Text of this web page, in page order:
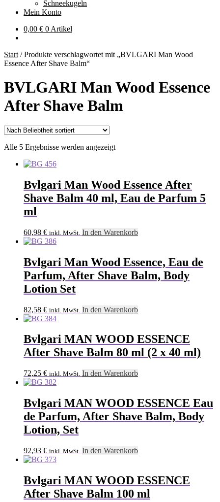
Schneekugeln
Mein Konto
0,00 € 0 Artikel
Start /Produkte verschlagwortet mit „BVLGARI Man Wood
Essence After Shave Balm“
BVLGARI Man Wood Essence
After Shave Balm
Alle 5 Ergebnisse werden angezeigtNach
Bvlgari Man Wood Essence After
Shave Balm 40 ml, Eau de Parfum 5
ml
60,98 € inkl. MwSt. In den Warenkorb
Bvlgari Man Wood Essence, Eau de
Parfum, After Shave Balm, Body
Lotion Set
82,58 € inkl. MwSt. In den Warenkorb
Bvlgari MAN WOOD ESSENCE
After Shave Balm 80 ml (2 x 40 ml)
72,25 € inkl. MwSt. In den Warenkorb
Bvlgari MAN WOOD ESSENCE Eau
de Parfum, After Shave Balm, Body
Lotion, Set
92,93 € inkl. MwSt. In den Warenkorb
Bvlgari MAN WOOD ESSENCE
After Shave Balm 100 ml